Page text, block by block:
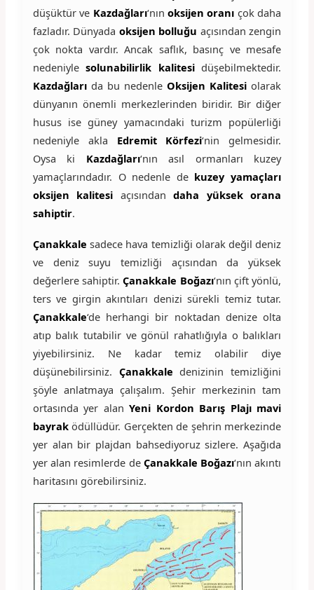
düşüktür ve Kazdağları‘nın oksijen oranı çok daha
fazladır. Dünyada oksijen bolluğu açısından zengin
çok nokta vardır. Ancak saflık, basınç ve mesafe
nedeniylesolunabilirlik kalitesidüşebilmektedir.
Kazdağlarıda bu nedenleOksijen Kalitesi olarak
dünyanın önemli merkezlerinden biridir. Bir diğer
husus ise güney yamacındaki turizm popülerliği
nedeniyle akla Edremit Körfezi‘nin gelmesidir.
Oysa ki Kazdağları‘nın asıl ormanları kuzey
yamaçlarındadır. O nedenle de kuzey yamaçları
oksijen kalitesi açısındandaha yüksek orana
sahiptir.
Çanakkale sadece hava temizliği olarak değil deniz
ve deniz suyu temizliği açısından da yüksek
değerlere sahiptir.Çanakkale Boğazı‘nın çift yönlü,
ters ve girgin akıntıları denizi sürekli temiz tutar.
Çanakkale‘de herhangi bir noktadan denize olta
atıp balık tutabilir ve gönül rahatlığıyla o balıkları
yiyebilirsiniz. Ne kadar temiz olabilir diye
düşünebilirsiniz. Çanakkale denizinin temizliğini
şöyle anlatmaya çalışalım. Şehir merkezinin tam
ortasında yer alanYeni Kordon Barış Plajı mavi
bayraködüllüdür. Gerçekten de şehrin merkezinde
yer alan bir plajdan bahsediyoruz sizlere. Aşağıda
yer alan resimlerde de Çanakkale Boğazı‘nın akıntı
haritasını görebilirsiniz.